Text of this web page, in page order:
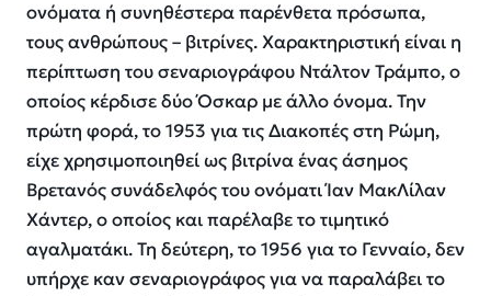
ονόματα ή συνηθέστερα παρένθετα πρόσωπα,
τους ανθρώπους – βιτρίνες. Χαρακτηριστική είναι η
περίπτωση του σεναριογράφου Ντάλτον Τράμπο, ο
οποίος κέρδισε δύο Όσκαρ με άλλο όνομα. Την
πρώτη φορά, το 1953 για τις Διακοπές στη Ρώμη,
είχε χρησιμοποιηθεί ως βιτρίνα ένας άσημος
Βρετανός συνάδελφός του ονόματι Ίαν ΜακΛίλαν
Χάντερ, ο οποίος και παρέλαβε το τιμητικό
αγαλματάκι. Τη δεύτερη, το 1956 για το Γενναίο, δεν
υπήρχε καν σεναριογράφος για να παραλάβει το